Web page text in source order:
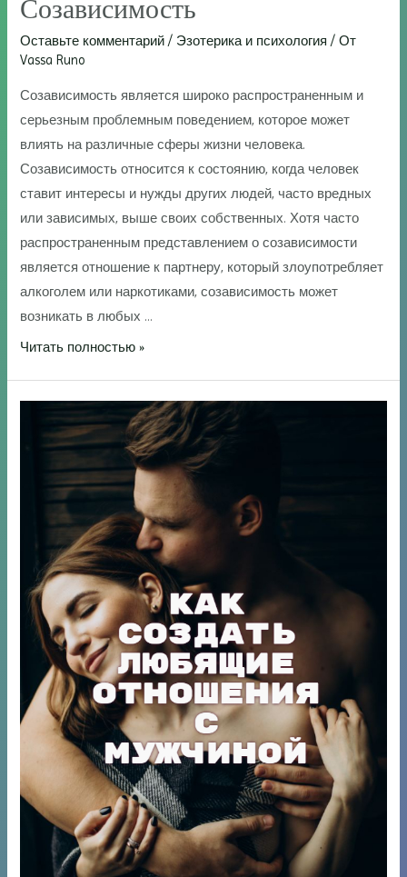
Созависимость
Оставьте комментарий / Эзотерика и психология / От
Vassa Runo
Созависимость является широко распространенным и
серьезным проблемным поведением, которое может
влиять на различные сферы жизни человека.
Созависимость относится к состоянию, когда человек
ставит интересы и нужды других людей, часто вредных
или зависимых, выше своих собственных. Хотя часто
распространенным представлением о созависимости
является отношение к партнеру, который злоупотребляет
алкоголем или наркотиками, созависимость может
возникать в любых …
Созависимость
Читать полностью »